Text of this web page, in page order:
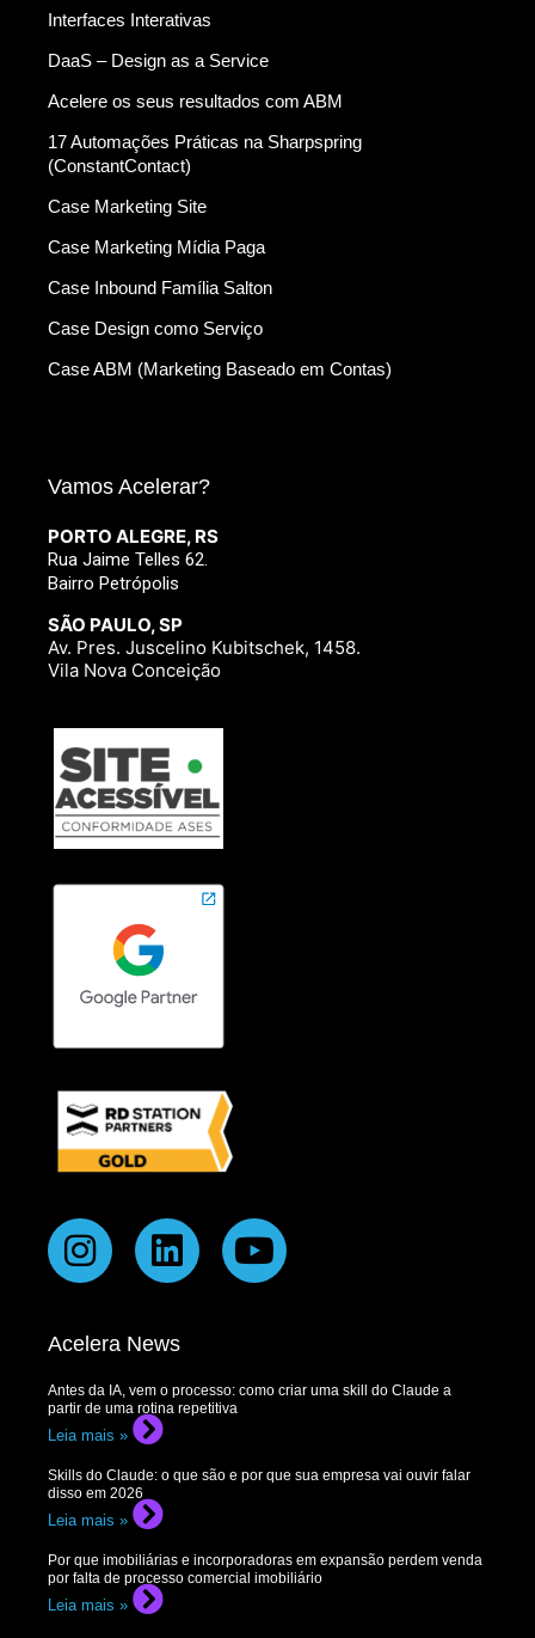
Interfaces Interativas
DaaS – Design as a Service
Acelere os seus resultados com ABM
17 Automações Práticas na Sharpspring
(ConstantContact)
Case Marketing Site
Case Marketing Mídia Paga
Case Inbound Família Salton
Case Design como Serviço
Case ABM (Marketing Baseado em Contas)
Vamos Acelerar?
PORTO ALEGRE, RS
Rua Jaime Telles 62.
Bairro Petrópolis
SÃO PAULO, SP
Av. Pres. Juscelino Kubitschek, 1458.
Vila Nova Conceição
Acelera News
Antes da IA, vem o processo: como criar uma skill do Claude a
partir de uma rotina repetitiva
Leia mais »
Skills do Claude: o que são e por que sua empresa vai ouvir falar
disso em 2026
Leia mais »
Por que imobiliárias e incorporadoras em expansão perdem venda
por falta de processo comercial imobiliário
Leia mais »